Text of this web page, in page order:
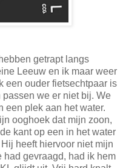
getrapt langs
Leeuw en ik maar weer
een ouder fietsechtpaar is
we er niet bij. We
een plek aan het water.
ooghoek dat mijn zoon,
kant op een in het water
heeft hiervoor niet mijn
gevraagd, had ik hem